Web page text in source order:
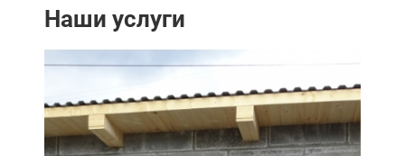
Наши услуги